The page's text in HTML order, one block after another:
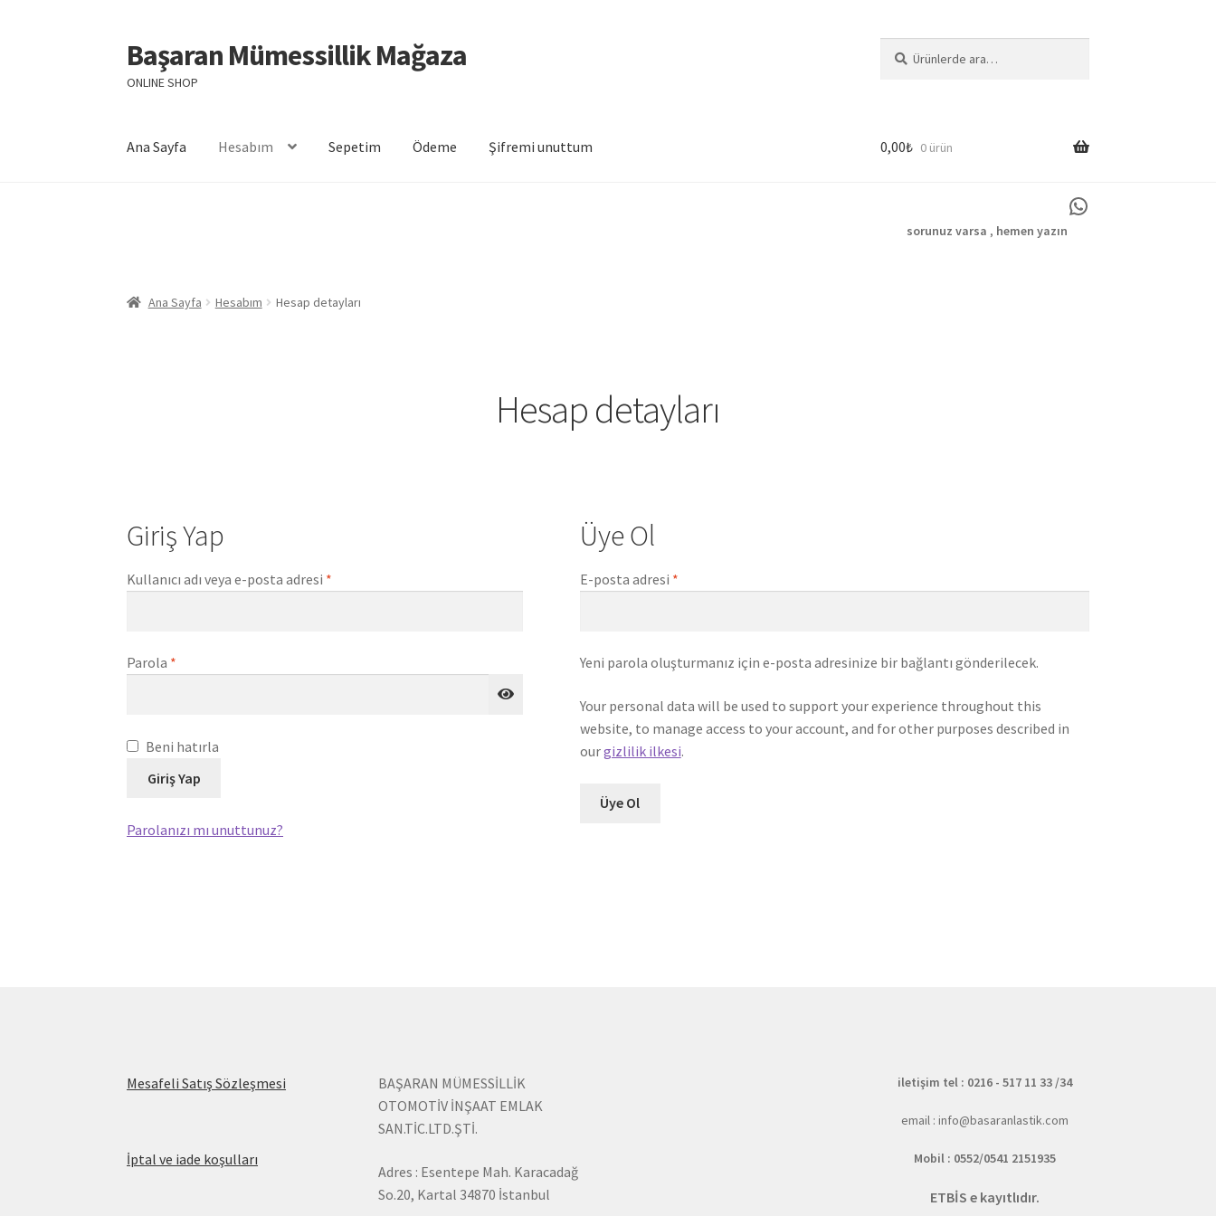
Dolaşıma
geç
İçeriğe
geç
Başaran Mümessillik Mağaza
ONLINE SHOP
Ana Sayfa Hesabım Sepetim Ödeme Şifremi unuttum 0,00₺ 0 ürün
WhatsApp
sorunuz varsa , hemen yazın
Ana Sayfa Hesabım Hesap detayları
Hesap detayları
Giriş Yap
Kullanıcı adı veya e-posta adresi *
Parola *
Beni hatırla
Giriş Yap
Parolanızı mı unuttunuz?
Üye Ol
E-posta adresi *Gerekli
Yeni parola oluşturmanız için e-posta adresinize bir bağlantı gönderilecek.
Your personal data will be used to support your experience throughout this
website, to manage access to your account, and for other purposes described in
ourgizlilik ilkesi.
Üye Ol
Mesafeli Satış Sözleşmesi
İptal ve iade koşulları
BAŞARAN MÜMESSİLLİK
OTOMOTİV İNŞAAT EMLAK
SAN.TİC.LTD.ŞTİ.
Adres : Esentepe Mah. Karacadağ
So.20, Kartal 34870 İstanbul
iletişim tel : 0216 - 517 11 33 /34
email : info@basaranlastik.com
Mobil : 0552/0541 2151935
ETBİS e kayıtlıdır.